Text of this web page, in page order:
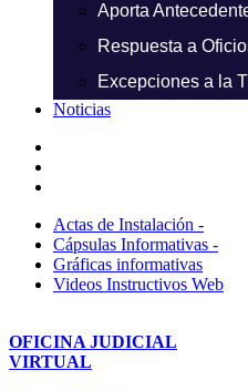
Aporta
Respuesta a
Excepciones a la
Noticias
Actas de Instalación -
Cápsulas Informativas -
Gráficas informativas
Videos Instructivos Web
OFICINA JUDICIAL
VIRTUAL